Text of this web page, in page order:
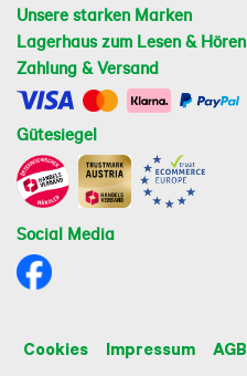
Unsere starken Marken
Lagerhaus zum Lesen & Hören
Zahlung & Versand
Gütesiegel
Social Media
Cookies Impressum AGB